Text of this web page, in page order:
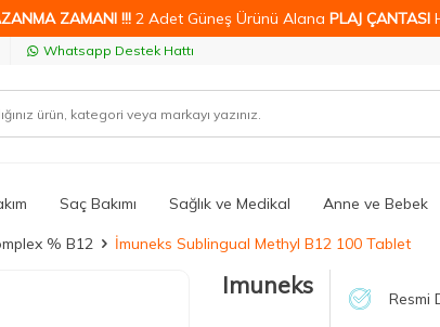
ZAMANI !!! 2 Adet Güneş Ürünü Alana PLAJ ÇANTASI
Whatsapp Destek Hattı
Saç Bakımı Sağlık ve Medikal Anne ve Bebek
% B12 İmuneks Sublingual Methyl B12 100 Tablet
Imuneks Resmi